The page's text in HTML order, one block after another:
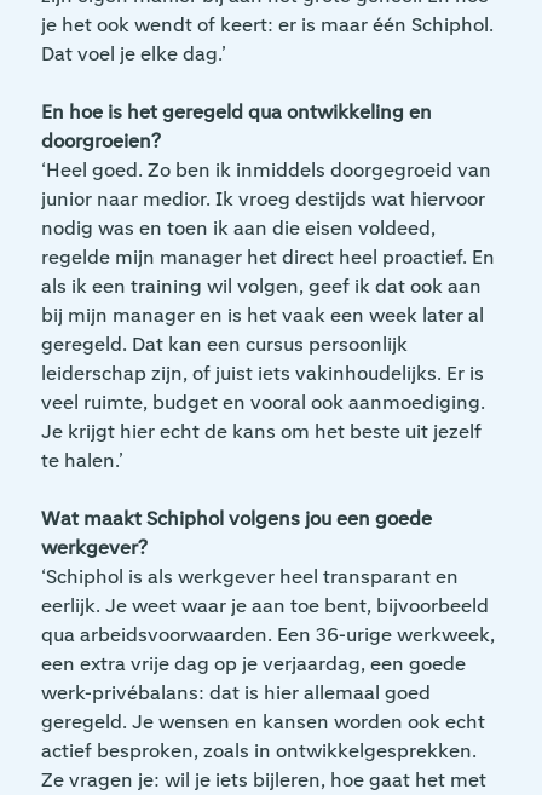
je het ook wendt of keert: er is maar één Schiphol.
Dat voel je elke dag.’
En hoe is het geregeld qua ontwikkeling en
doorgroeien?
‘Heel goed. Zo ben ik inmiddels doorgegroeid van
junior naar medior. Ik vroeg destijds wat hiervoor
nodig was en toen ik aan die eisen voldeed,
regelde mijn manager het direct heel proactief. En
als ik een training wil volgen, geef ik dat ook aan
bij mijn manager en is het vaak een week later al
geregeld. Dat kan een cursus persoonlijk
leiderschap zijn, of juist iets vakinhoudelijks. Er is
veel ruimte, budget en vooral ook aanmoediging.
Je krijgt hier echt de kans om het beste uit jezelf
te halen.’
Wat maakt Schiphol volgens jou een goede
werkgever?
‘Schiphol is als werkgever heel transparant en
eerlijk. Je weet waar je aan toe bent, bijvoorbeeld
qua arbeidsvoorwaarden. Een 36-urige werkweek,
een extra vrije dag op je verjaardag, een goede
werk-privébalans: dat is hier allemaal goed
geregeld. Je wensen en kansen worden ook echt
actief besproken, zoals in ontwikkelgesprekken.
Ze vragen je: wil je iets bijleren, hoe gaat het met